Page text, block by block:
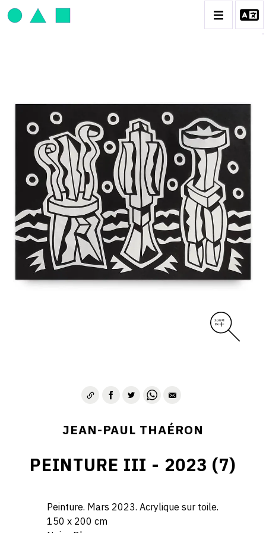
JEAN-PAUL THAÉRON
BIOGRAPHIE
CATALOGUE DES OEUVRES
OBJET / SIGNE
PEINTURE
SCULPTURE
CONTACT
JEAN-PAUL THAÉRON
PEINTURE III - 2023 (7)
Peinture. Mars 2023. Acrylique sur toile.
150 x 200 cm